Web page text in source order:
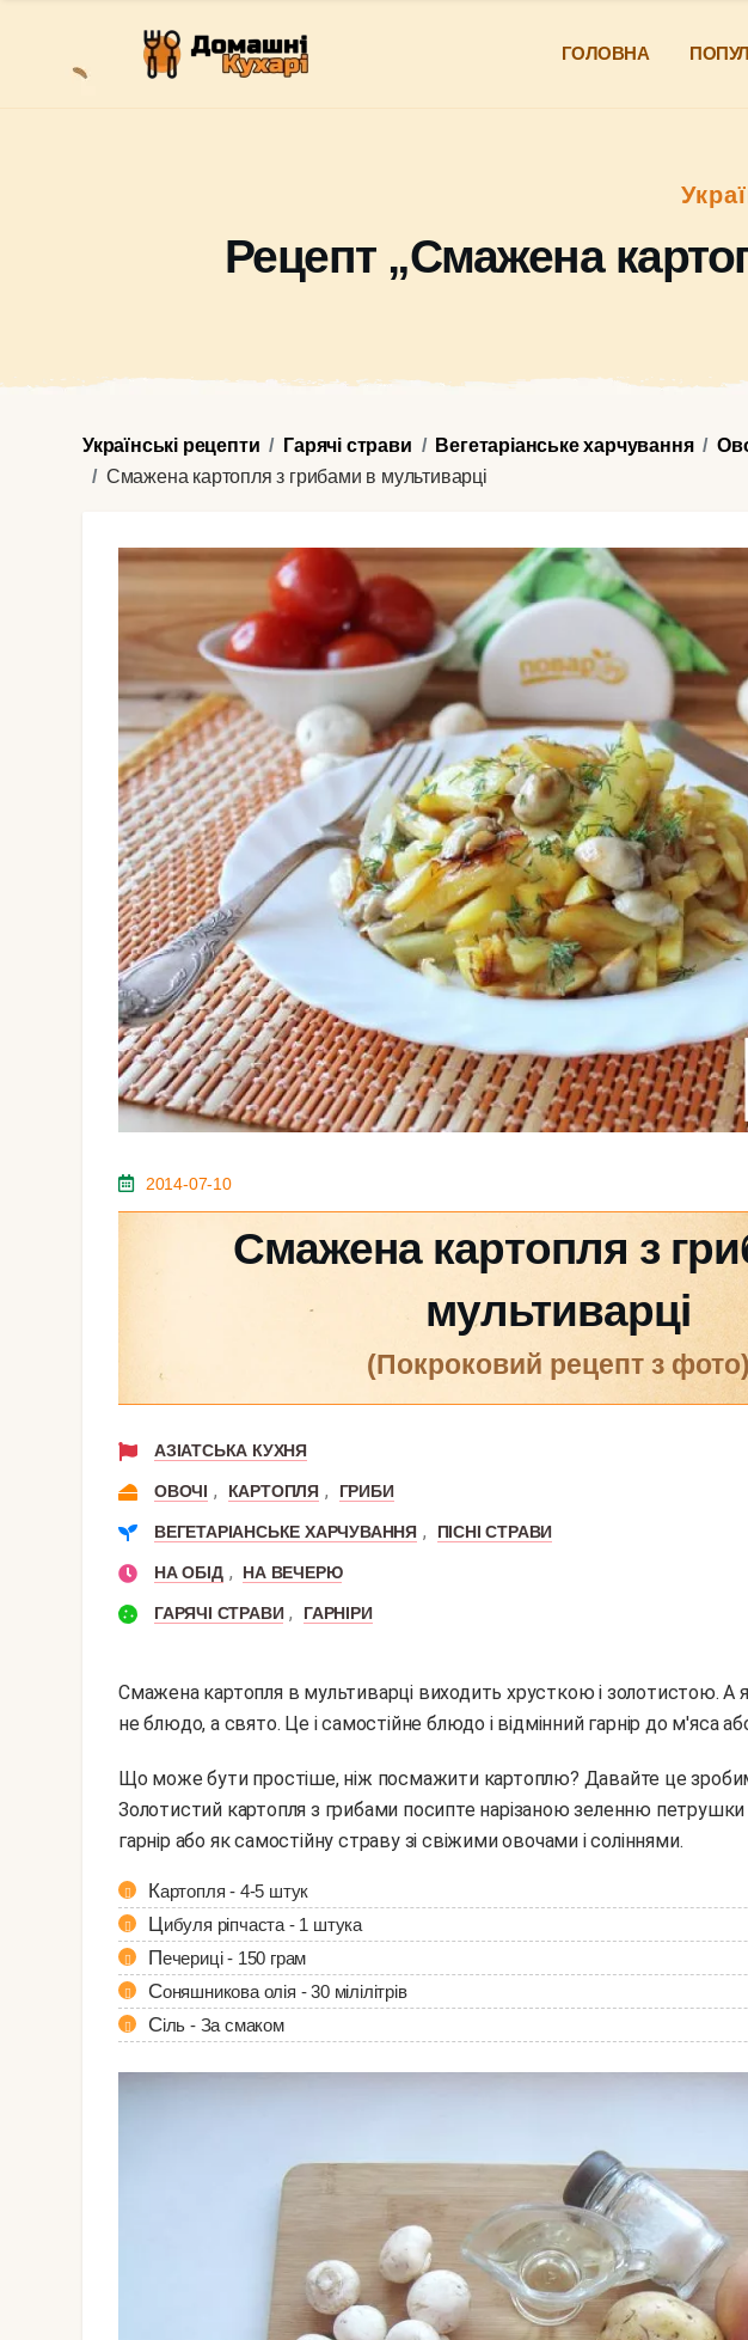
ГОЛОВНА
Рецепт „Смажена
Українські рецепти Гарячі страви Вегетаріанське харчування
Смажена картопля з грибами в мультиварці
2014-07-10
Смажена картопля з
мультиварці
(покроковий рецепт з фото)
АЗІАТСЬКА КУХНЯ
ОВОЧІ , КАРТОПЛЯ , ГРИБИ
ВЕГЕТАРІАНСЬКЕ ХАРЧУВАННЯ , ПІСНІ СТРАВИ
НА ОБІД , НА ВЕЧЕРЮ
ГАРЯЧІ СТРАВИ , ГАРНІРИ
Смажена картопля в мультиварці виходить хрусткою і золотистою. А
не блюдо, а свято. Це і самостійне блюдо і відмінний гарнір до м'яса
Що може бути простіше, ніж посмажити картоплю? Давайте це зробимо в мультиварці.
Золотистий картопля з грибами посипте нарізаною зеленню петрушки
гарнір або як самостійну страву зі свіжими овочами і соліннями.
Картопля - 4-5 штук
Цибуля ріпчаста - 1 штука
Печериці - 150 грам
Соняшникова олія - 30 мілілітрів
Сіль - За смаком